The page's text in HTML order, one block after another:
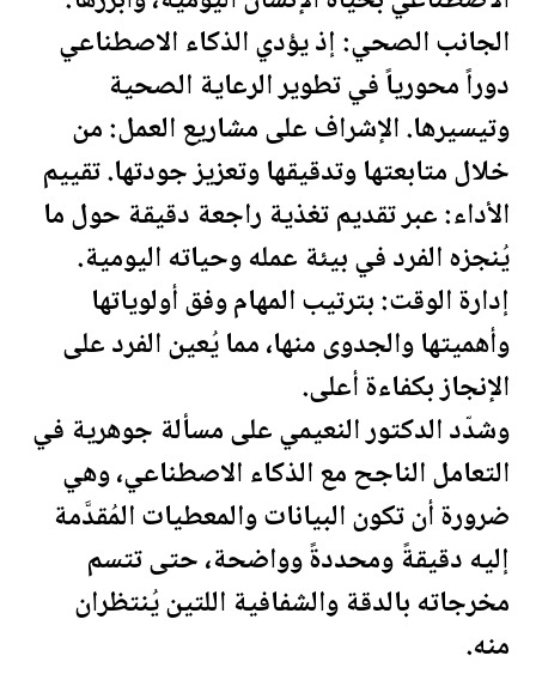
الجانب الصحي: إذ يؤدي الذكاء الاصطناعي
دوراً محورياً في تطوير الرعاية الصحية
وتيسيرها. الإشراف على مشاريع العمل: من
خلال متابعتها وتدقيقها وتعزيز جودتها. تقييم
الأداء: عبر تقديم تغذية راجعة دقيقة حول ما
يُنجزه الفرد في بيئة عمله وحياته اليومية.
إدارة الوقت: بترتيب المهام وفق أولوياتها
وأهميتها والجدوى منها، مما يُعين الفرد على
الإنجاز بكفاءة أعلى.
وشدّد الدكتور النعيمي على مسألة جوهرية في
التعامل الناجح مع الذكاء الاصطناعي، وهي
ضرورة أن تكون البيانات والمعطيات المُقدَّمة
إليه دقيقةً ومحددةً وواضحة، حتى تتسم
مخرجاته بالدقة والشفافية اللتين يُنتظران
منه.